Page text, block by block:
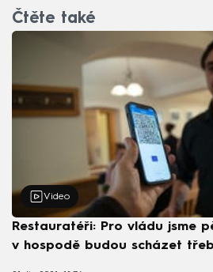
Čtěte také
Video
Restauratéři: Pro vládu jsme
v hospodě budou scházet